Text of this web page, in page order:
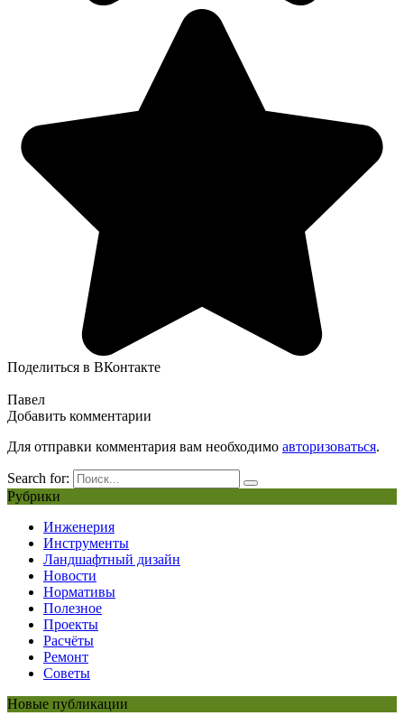
Поделиться в ВКонтакте
Павел
Добавить комментарии
Для отправки комментария вам необходимо авторизоваться.
Search for:
Рубрики
Инженерия
Инструменты
Ландшафтный дизайн
Новости
Нормативы
Полезное
Проекты
Расчёты
Ремонт
Советы
Новые публикации